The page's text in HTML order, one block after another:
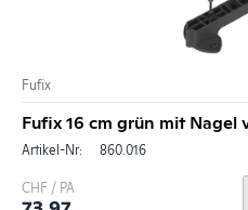
Fufix
Fufix 16 cm grün mit Nagel
Artikel-Nr: 860.016
CHF / PA